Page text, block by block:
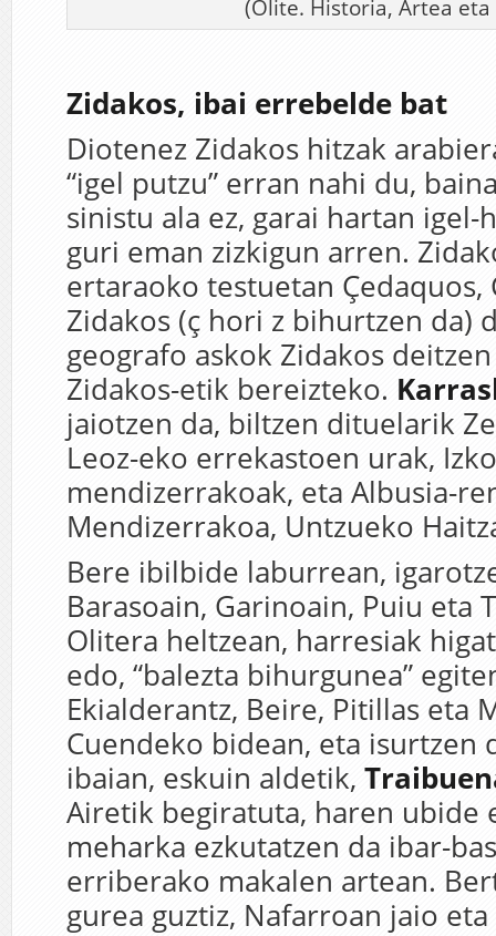
(Olite. Historia, Artea eta
Zidakos, ibai errebelde bat
Diotenez Zidakos hitzak
“igel putzu” erran nahi du,
sinistu ala ez, garai hartan igel-
guri eman zizkigun arren.
ertaraoko testuetan Çedaquos,
Zidakos (ç hori z bihurtzen da)
geografo askok Zidakos
Zidakos-etik bereizteko.
jaiotzen da, biltzen dituelarik
Leoz-eko errekastoen urak, Izko
mendizerrakoak, eta Albusia-
Mendizerrakoa, Untzueko
Bere ibilbide laburrean,
Barasoain, Garinoain, Puiu eta
Olitera heltzean, harresiak
edo, “balezta bihurgunea”
Ekialderantz, Beire, Pitillas eta
Cuendeko bidean, eta isurtzen
ibaian, eskuin aldetik,
Airetik begiratuta, haren ubide
meharka ezkutatzen da ibar-
erriberako makalen artean.
gurea guztiz, Nafarroan jaio